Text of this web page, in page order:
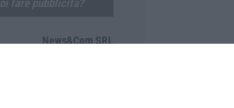
News&Com SRL